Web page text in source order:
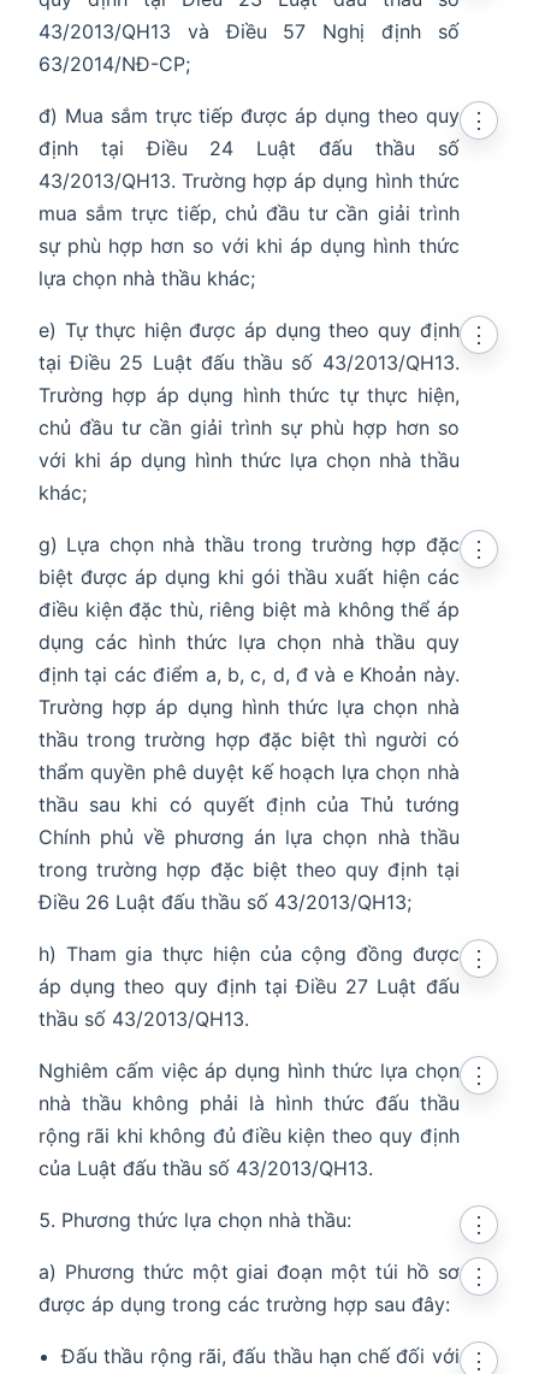
43/2013/QH13 và Điều 57 Nghị định số
63/2014/NĐ-CP;
đ) Mua sắm trực tiếp được áp dụng theo quy
định tại Điều 24 Luật đấu thầu số
43/2013/QH13. Trường hợp áp dụng hình thức
mua sắm trực tiếp, chủ đầu tư cần giải trình
sự phù hợp hơn so với khi áp dụng hình thức
lựa chọn nhà thầu khác;
⋮
e) Tự thực hiện được áp dụng theo quy định
tại Điều 25 Luật đấu thầu số 43/2013/QH13.
Trường hợp áp dụng hình thức tự thực hiện,
chủ đầu tư cần giải trình sự phù hợp hơn so
với khi áp dụng hình thức lựa chọn nhà thầu
khác;
⋮
g) Lựa chọn nhà thầu trong trường hợp đặc
biệt được áp dụng khi gói thầu xuất hiện các
điều kiện đặc thù, riêng biệt mà không thể áp
dụng các hình thức lựa chọn nhà thầu quy
định tại các điểm a, b, c, d, đ và e Khoản này.
Trường hợp áp dụng hình thức lựa chọn nhà
thầu trong trường hợp đặc biệt thì người có
thẩm quyền phê duyệt kế hoạch lựa chọn nhà
thầu sau khi có quyết định của Thủ tướng
Chính phủ về phương án lựa chọn nhà thầu
trong trường hợp đặc biệt theo quy định tại
Điều 26 Luật đấu thầu số 43/2013/QH13;
⋮
h) Tham gia thực hiện của cộng đồng được
áp dụng theo quy định tại Điều 27 Luật đấu
thầu số 43/2013/QH13.
⋮
Nghiêm cấm việc áp dụng hình thức lựa chọn
nhà thầu không phải là hình thức đấu thầu
rộng rãi khi không đủ điều kiện theo quy định
của Luật đấu thầu số 43/2013/QH13.
⋮
Phương thức lựa chọn nhà thầu:
⋮
a) Phương thức một giai đoạn một túi hồ sơ
được áp dụng trong các trường hợp sau đây:
⋮
Đấu thầu rộng rãi, đấu thầu hạn chế đối với
⋮